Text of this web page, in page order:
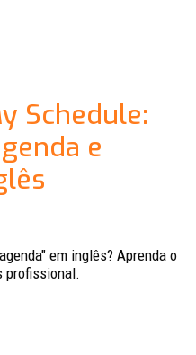
Schedule:
e
em inglês? Aprenda o
profissional.